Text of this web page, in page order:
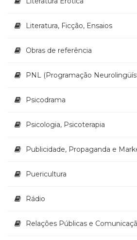
Televisão
Temas
(30)
(21)
e
(65)
Vida
(32)
Literatura, Ficção, Ensaios
Obras de referência
PNL (Programação
Psicodrama
Psicologia, Psicoterapia
Publicidade, Propaganda e
Puericultura
Rádio
Relações Públicas e